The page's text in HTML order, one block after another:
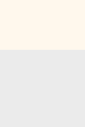
上，闭着眼睛，拉着小提
身子和艳丽的红交织成了